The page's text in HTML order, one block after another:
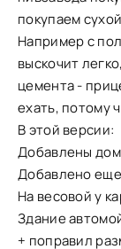
покупаем
Например с
выскочит
цемента -
ехать, потому
В этой версии:
Добавлены
Добавлено
На весовой у
Здание
+ поправил